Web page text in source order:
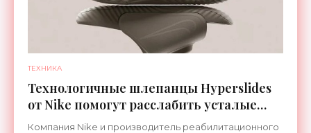
ТЕХНИКА
Технологичные шлепанцы Hyperslides
от Nike помогут расслабить усталые
ноги после тренировки - «Гаджеты»
Компания Nike и производитель реабилитационного